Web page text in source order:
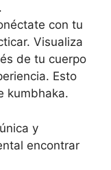
con tu
Visualiza
de tu cuerpo
Esto
kumbhaka.
y
encontrar